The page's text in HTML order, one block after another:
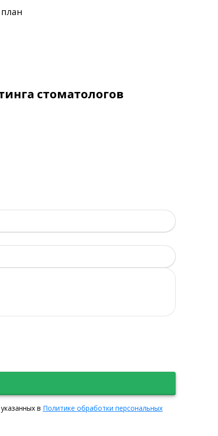
стоматологов
в Политике обработки персональных